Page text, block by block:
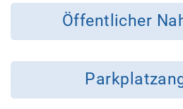
Öffentlicher